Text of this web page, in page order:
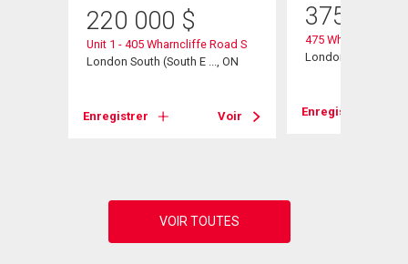
220 000 $
Unit 1 - 405 Wharncliffe Road S
London South (South E ..., ON
Enregistrer Voir
375 000
475 Wharncliffe
London, ON
Enregistrer